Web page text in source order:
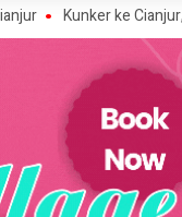
ke Cianjur, Cak Imin